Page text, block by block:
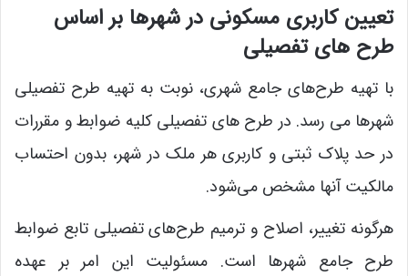
تعیین کاربری مسکونی در شهرها بر اساس
طرح های تفصیلی
با تهیه طرح‌های جامع شهری، نوبت به تهیه طرح تفصیلی
شهرها می رسد. در طرح های تفصیلی کلیه ضوابط و مقررات
در حد پلاک ثبتی و کاربری هر ملک در شهر، بدون احتساب
مالکیت آنها مشخص می‌شود.
هرگونه تغییر، اصلاح و ترمیم طرح‌های تفصیلی تابع ضوابط
طرح جامع شهرها است. مسئولیت این امر بر عهده